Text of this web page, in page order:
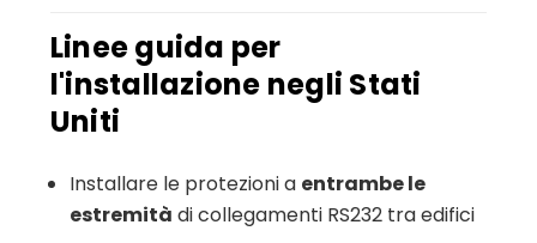
Linee guida per
l'installazione negli Stati
Uniti
Installare le protezioni a entrambe le
estremità di collegamenti RS232 tra edifici